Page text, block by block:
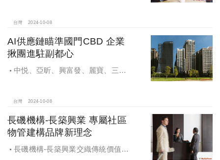
台灣 2024-10-08
AI供應鏈瞄準國門CBD 企業
揪團進駐副都心
中悦、亞昕、興富發、麗寶、三發
未來還陸續有超過7萬坪辦公樓面積新
台灣 2024-10-08
長磯機構-長築興業 專屬社區
物管建構品牌新理念
長磯機構-長築興業交織傳統價值與